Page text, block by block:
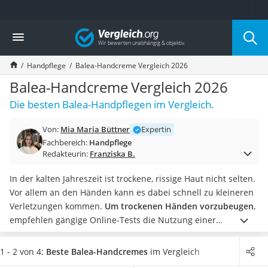
Die beliebtesten Vergleiche nach Kategorie
Drogerie
Inhalator
Haarschneider
Rollator
Braun Rasierer
Katzenklappe (Chip)
Masturbator
Massagepistole
Reisehaartrockner
Eiweißpulver
Magnesiumpräparat
Katzenklappe
Nackenmassagegerät
Zeckenschutz Katze
Vergleich
Handpflege Balea-Handcreme Vergleich 2026
Balea-Handcreme Vergleich 2026
Die besten Balea-Handpflegen im Vergleich.
Von: Mia Maria Büttner
Expertin
Fachbereich: Handpflege
Redakteurin: Franziska B.
In der kalten Jahreszeit ist trockene, rissige Haut nicht selten.
Vor allem an den Händen kann es dabei schnell zu kleineren
Verletzungen kommen. Um trockenen Händen vorzubeugen,
empfehlen gängige Online-Tests die Nutzung einer
Handcreme. Diese spendet Feuchtigkeit und pflegt die Haut.
Mit einer Balea-Handcreme kommen Sie somit gut durch den
1 - 2 von 4: Beste Balea-Handcremes im Vergleich